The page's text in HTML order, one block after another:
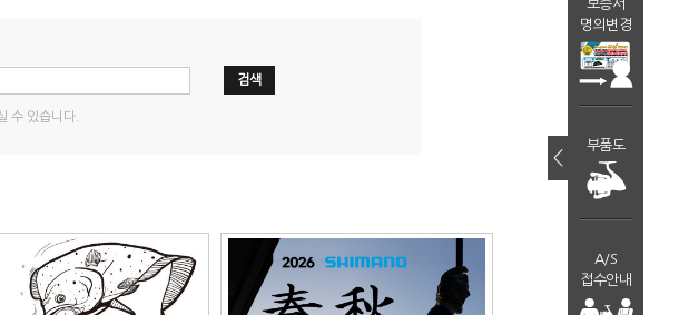
보증서
명의변경
부품도
A/S
접수안내
＜
검색
수 있습니다.